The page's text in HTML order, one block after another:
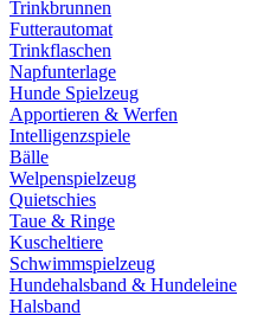
Trinkbrunnen
Futterautomat
Trinkflaschen
Napfunterlage
Hunde Spielzeug
Apportieren & Werfen
Intelligenzspiele
Bälle
Welpenspielzeug
Quietschies
Taue & Ringe
Kuscheltiere
Schwimmspielzeug
Hundehalsband & Hundeleine
Halsband